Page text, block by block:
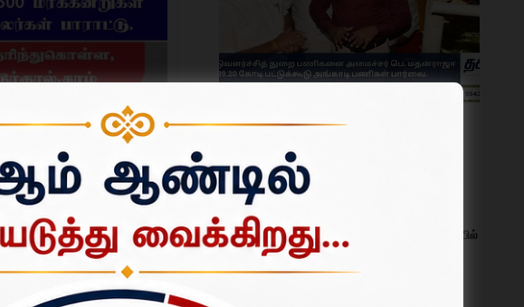
ஆர்வலர்களின் கவனத்தை
அண்ணனின் செயல்,
நடுவதையே தனது
அழைப்பிதழ்களை அச்சிட்டு
ஆட்சியர்
அமைச்சர் பெ. மதன்ராஜா ஆய்வு; ரூ.19.20 கோடி
பட்டுக்கூடு அங்காடி பணிகள் பார்வை.
ஜூலை 31, 2026
தருமபுரி அருகே தனியார் கல்லூரியில்
போதை ஒழிப்பு விழிப்புணர்வு
போட்டிகள்; மாணவர்கள் உற்சாக